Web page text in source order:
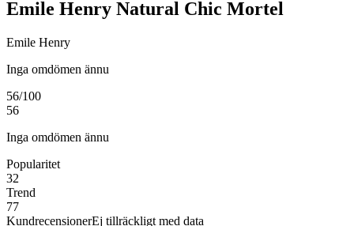
Emile Henry Natural Chic Mortel
Emile Henry
Inga omdömen ännu
56/100
56
Inga omdömen ännu
Popularitet
32
Trend
77
KundrecensionerEj tillräckligt med data